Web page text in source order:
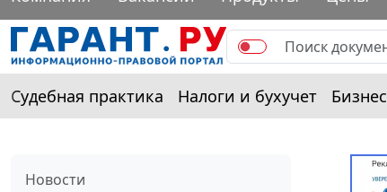
Судебная практика Налоги и бухучет Бизнес
Новости